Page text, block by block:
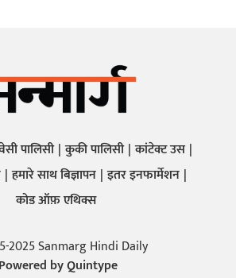
पालिसी कुकी पालिसी कांटेक्ट उस
हमारे साथ बिज्ञापन इतर इनफार्मेशन
कोड ऑफ़ एथिक्स
2025 Sanmarg Hindi Daily
Powered byQuintype